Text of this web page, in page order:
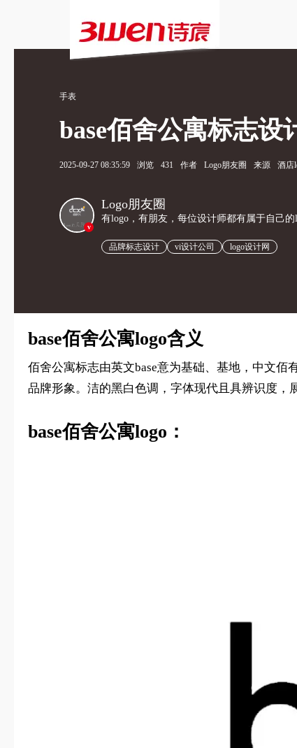
手表
base佰舍公寓标志
2025-09-27 08:35:59 浏览 431 作者 Logo朋友圈 来源 酒店
v
Logo朋友圈
有logo，有朋友，每位设计师都有属于自己的
品牌标志设计 vi设计公司 logo设计网
base佰舍公寓logo含义
佰舍公寓标志由英文base意为基础、基地，中文
品牌形象。洁的黑白色调，字体现代且具辨识度，
base佰舍公寓logo：